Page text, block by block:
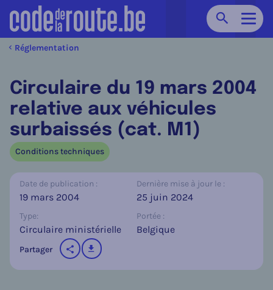
Chercher
Réglementation
Circulaire du 19 mars 2004
relative aux véhicules
surbaissés (cat. M1)
Conditions techniques
Date de publication :
19 mars 2004
Dernière mise à jour le :
25 juin 2024
Type:
Circulaire ministérielle
Portée :
Belgique
Partager
sur les réseaux sociaux
télécharger